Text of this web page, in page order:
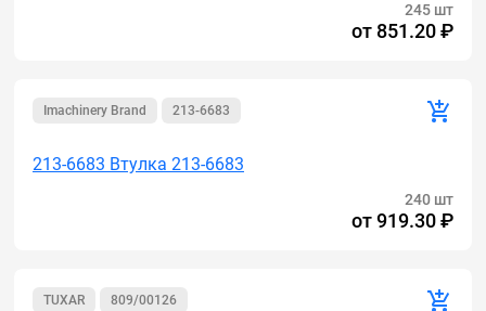
245 шт
от 851.20 ₽
Imachinery Brand 213-6683
213-6683 Втулка 213-6683
240 шт
от919.30 ₽
TUXAR 809/00126